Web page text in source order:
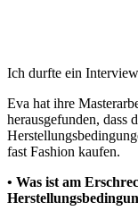
Ich durfte ein
Eva hat ihre
herausgefunden, dass
fast Fashion kaufen.
• Was ist am